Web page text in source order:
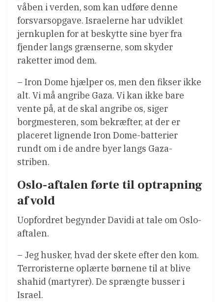
våben i verden, som kan udføre denne
forsvarsopgave. Israelerne har udviklet
jernkuplen for at beskytte sine byer fra
fjender langs grænserne, som skyder
raketter imod dem.
– Iron Dome hjælper os, men den fikser ikke
alt. Vi må angribe Gaza. Vi kan ikke bare
vente på, at de skal angribe os, siger
borgmesteren, som bekræfter, at der er
placeret lignende Iron Dome-batterier
rundt om i de andre byer langs Gaza-
striben.
Oslo-aftalen førte til optrapning
af vold
Uopfordret begynder Davidi at tale om Oslo-
aftalen.
– Jeg husker, hvad der skete efter den kom.
Terroristerne oplærte børnene til at blive
shahid (martyrer). De sprængte busser i
Israel.